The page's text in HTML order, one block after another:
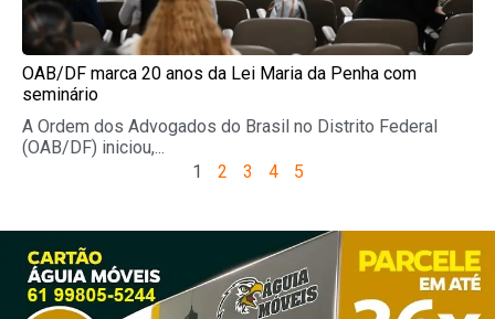
OAB/DF marca 20 anos da Lei Maria da Penha com
seminário
A Ordem dos Advogados do Brasil no Distrito Federal
(OAB/DF) iniciou,...
1
2 3 4 5